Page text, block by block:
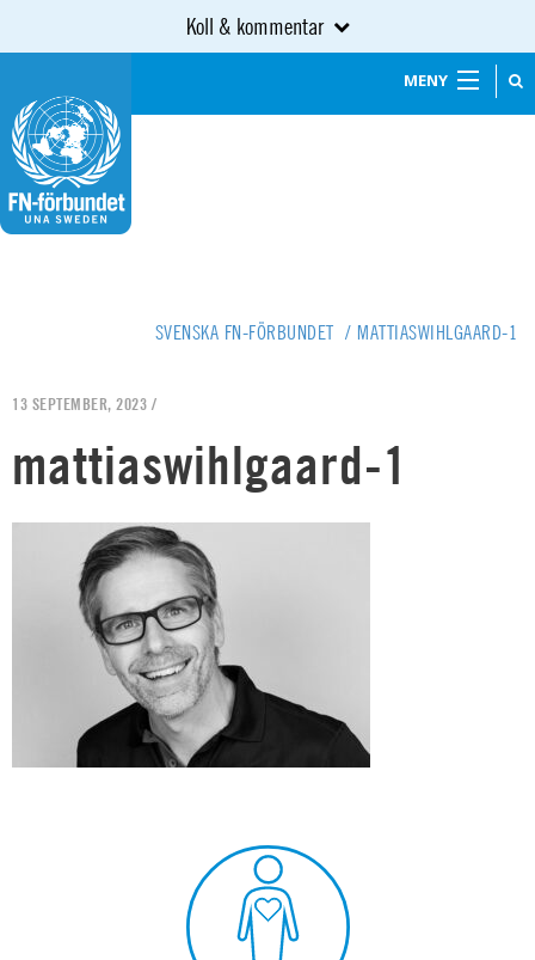
Koll & kommentar
MENY
SVENSKA FN-FÖRBUNDET / MATTIASWIHLGAARD-1
13 SEPTEMBER, 2023 /
mattiaswihlgaard-1